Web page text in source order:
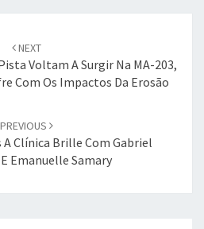
NEXT
Voltam A Surgir Na MA-203,
Com Os Impactos Da Erosão
PREVIOUS
A Clínica Brille Com Gabriel
Emanuelle Samary